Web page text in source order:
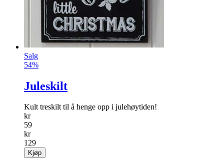
Salg
54%
Juleskilt
Kult treskilt til å henge opp i julehøytiden!
kr
59
kr
129
Kjøp